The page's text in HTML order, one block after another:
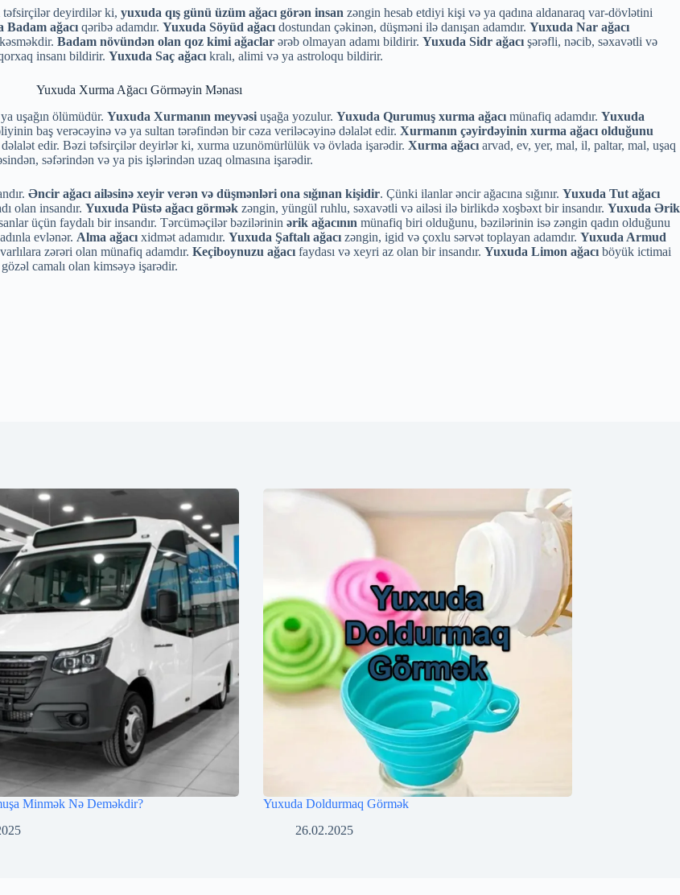
təfsirçilər deyirdilər ki, yuxuda qış günü üzüm ağacı görən insan zəngin hesab etdiyi kişi və ya qadına aldanaraq var-dövlətini
Badam ağacı qəribə adamdır. Yuxuda Söyüd ağacı dostundan çəkinən, düşməni ilə danışan adamdır. Yuxuda Nar ağacı
Badam növündən olan qoz kimi ağaclar ərəb olmayan adamı bildirir. Yuxuda Sidr ağacı şərəfli, nəcib, səxavətli və
insanı bildirir. Yuxuda Saç ağacı kralı, alimi və ya astroloqu bildirir.
Yuxuda Xurma Ağacı Görməyin Mənası
uşağın ölümüdür. Yuxuda Xurmanın meyvəsi uşağa yozulur. Yuxuda Qurumuş xurma ağacı münafiq adamdır. Yuxuda
baş verəcəyinə və ya sultan tərəfindən bir cəza veriləcəyinə dəlalət edir. Xurmanın çəyirdəyinin xurma ağacı olduğunu
edir. Bəzi təfsirçilər deyirlər ki, xurma uzunömürlülük və övlada işarədir. Xurma ağacı arvad, ev, yer, mal, il, paltar, mal, uşaq
səfərindən və ya pis işlərindən uzaq olmasına işarədir.
Əncir ağacı ailəsinə xeyir verən və düşmənləri ona sığınan kişidir. Çünki ilanlar əncir ağacına sığınır. Yuxuda Tut ağacı
olan insandır. Yuxuda Püstə ağacı görmək zəngin, yüngül ruhlu, səxavətli və ailəsi ilə birlikdə xoşbəxt bir insandır. Yuxuda Ərik
üçün faydalı bir insandır. Tərcüməçilər bəzilərinin ərik ağacının münafiq biri olduğunu, bəzilərinin isə zəngin qadın olduğunu
evlənər. Alma ağacı xidmət adamıdır. Yuxuda Şaftalı ağacı zəngin, igid və çoxlu sərvət toplayan adamdır. Yuxuda Armud
zərəri olan münafiq adamdır. Keçiboynuzu ağacı faydası və xeyri az olan bir insandır. Yuxuda Limon ağacı böyük ictimai
camalı olan kimsəyə işarədir.
Minmək Nə Deməkdir?
Yuxuda Doldurmaq Görmək
26.02.2025